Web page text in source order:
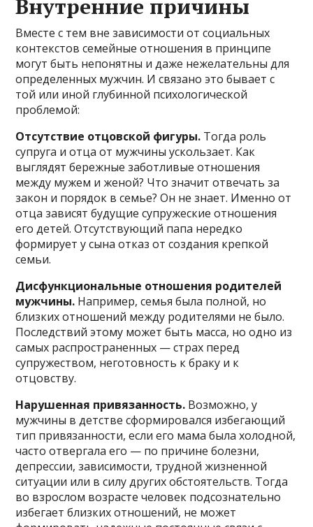
Внутренние причины
Вместе с тем вне зависимости от социальных
контекстов семейные отношения в принципе
могут быть непонятны и даже нежелательны для
определенных мужчин. И связано это бывает с
той или иной глубинной психологической
проблемой:
Отсутствие отцовской фигуры. Тогда роль
супруга и отца от мужчины ускользает. Как
выглядят бережные заботливые отношения
между мужем и женой? Что значит отвечать за
закон и порядок в семье? Он не знает. Именно от
отца зависят будущие супружеские отношения
его детей. Отсутствующий папа нередко
формирует у сына отказ от создания крепкой
семьи.
Дисфункциональные отношения родителей
мужчины. Например, семья была полной, но
близких отношений между родителями не было.
Последствий этому может быть масса, но одно из
самых распространенных — страх перед
супружеством, неготовность к браку и к
отцовству.
Нарушенная привязанность. Возможно, у
мужчины в детстве сформировался избегающий
тип привязанности, если его мама была холодной,
часто отвергала его — по причине болезни,
депрессии, зависимости, трудной жизненной
ситуации или в силу других обстоятельств. Тогда
во взрослом возрасте человек подсознательно
избегает близких отношений, не может